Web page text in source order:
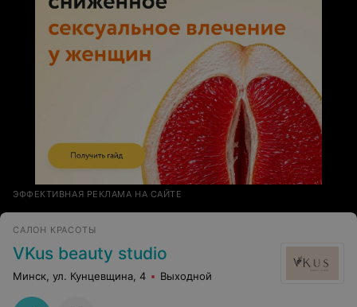
работала 18.04.2015 г. пожелание - будьте
дружелюбнее!!!
ЭФФЕКТИВНАЯ РЕКЛАМА НА САЙТЕ
САЛОН КРАСОТЫ
VKus beauty studio
Минск, ул. Кунцевщина, 4 Выходной